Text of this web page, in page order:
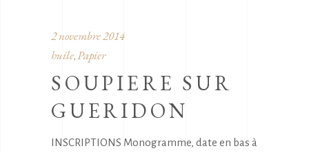
2 novembre 2014
huile Papier
SOUPIERE SUR
GUERIDON
INSCRIPTIONS Monogramme, date en bas à